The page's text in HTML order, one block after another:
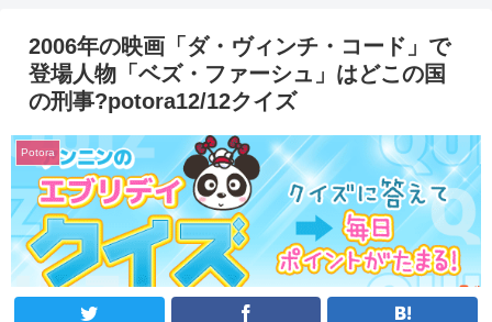
2006年の映画「ダ・ヴィンチ・コード」で
登場人物「ベズ・ファーシュ」はどこの国
の刑事?potora12/12クイズ
Potora